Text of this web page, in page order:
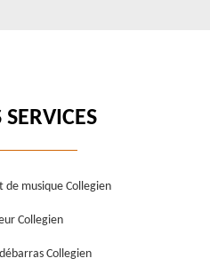
de musique Collegien
Collegien
Collegien